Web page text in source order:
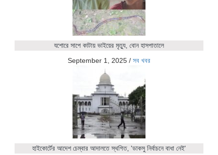
যশোরে সাপে কাটায় ভাইয়ের মৃত্যু, বোন হাসপাতালে
September 1, 2025 / সব খবর
হাইকোর্টের আদেশ চেম্বার আদালতে স্থগিত, 'ডাকসু নির্বাচনে বাধা নেই'